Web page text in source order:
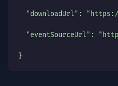
"downloadUrl":
"eventSourceUrl":
}